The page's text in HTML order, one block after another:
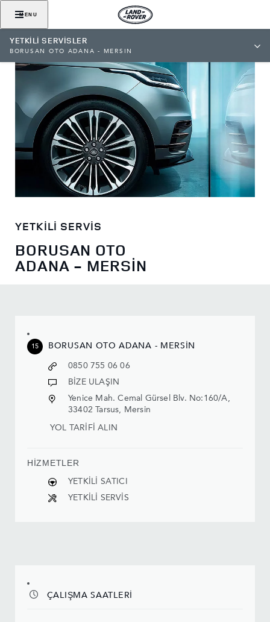
MENU
YETKİLİ SERVİSLER
BORUSAN OTO ADANA - MERSİN
YETKİLİ SERVİS
BORUSAN OTO
ADANA - MERSİN
15 BORUSAN OTO ADANA - MERSİN
0850 755 06 06
BİZE ULAŞIN
Yenice Mah. Cemal Gürsel Blv. No:160/A,
33402 Tarsus, Mersin
YOL TARİFİ ALIN
HİZMETLER
YETKİLİ SATICI
YETKİLİ SERVİS
ÇALIŞMA SAATLERİ